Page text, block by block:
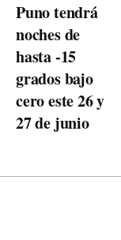
Puno tendrá
noches de
hasta -15
grados bajo
cero este 26 y
27 de junio